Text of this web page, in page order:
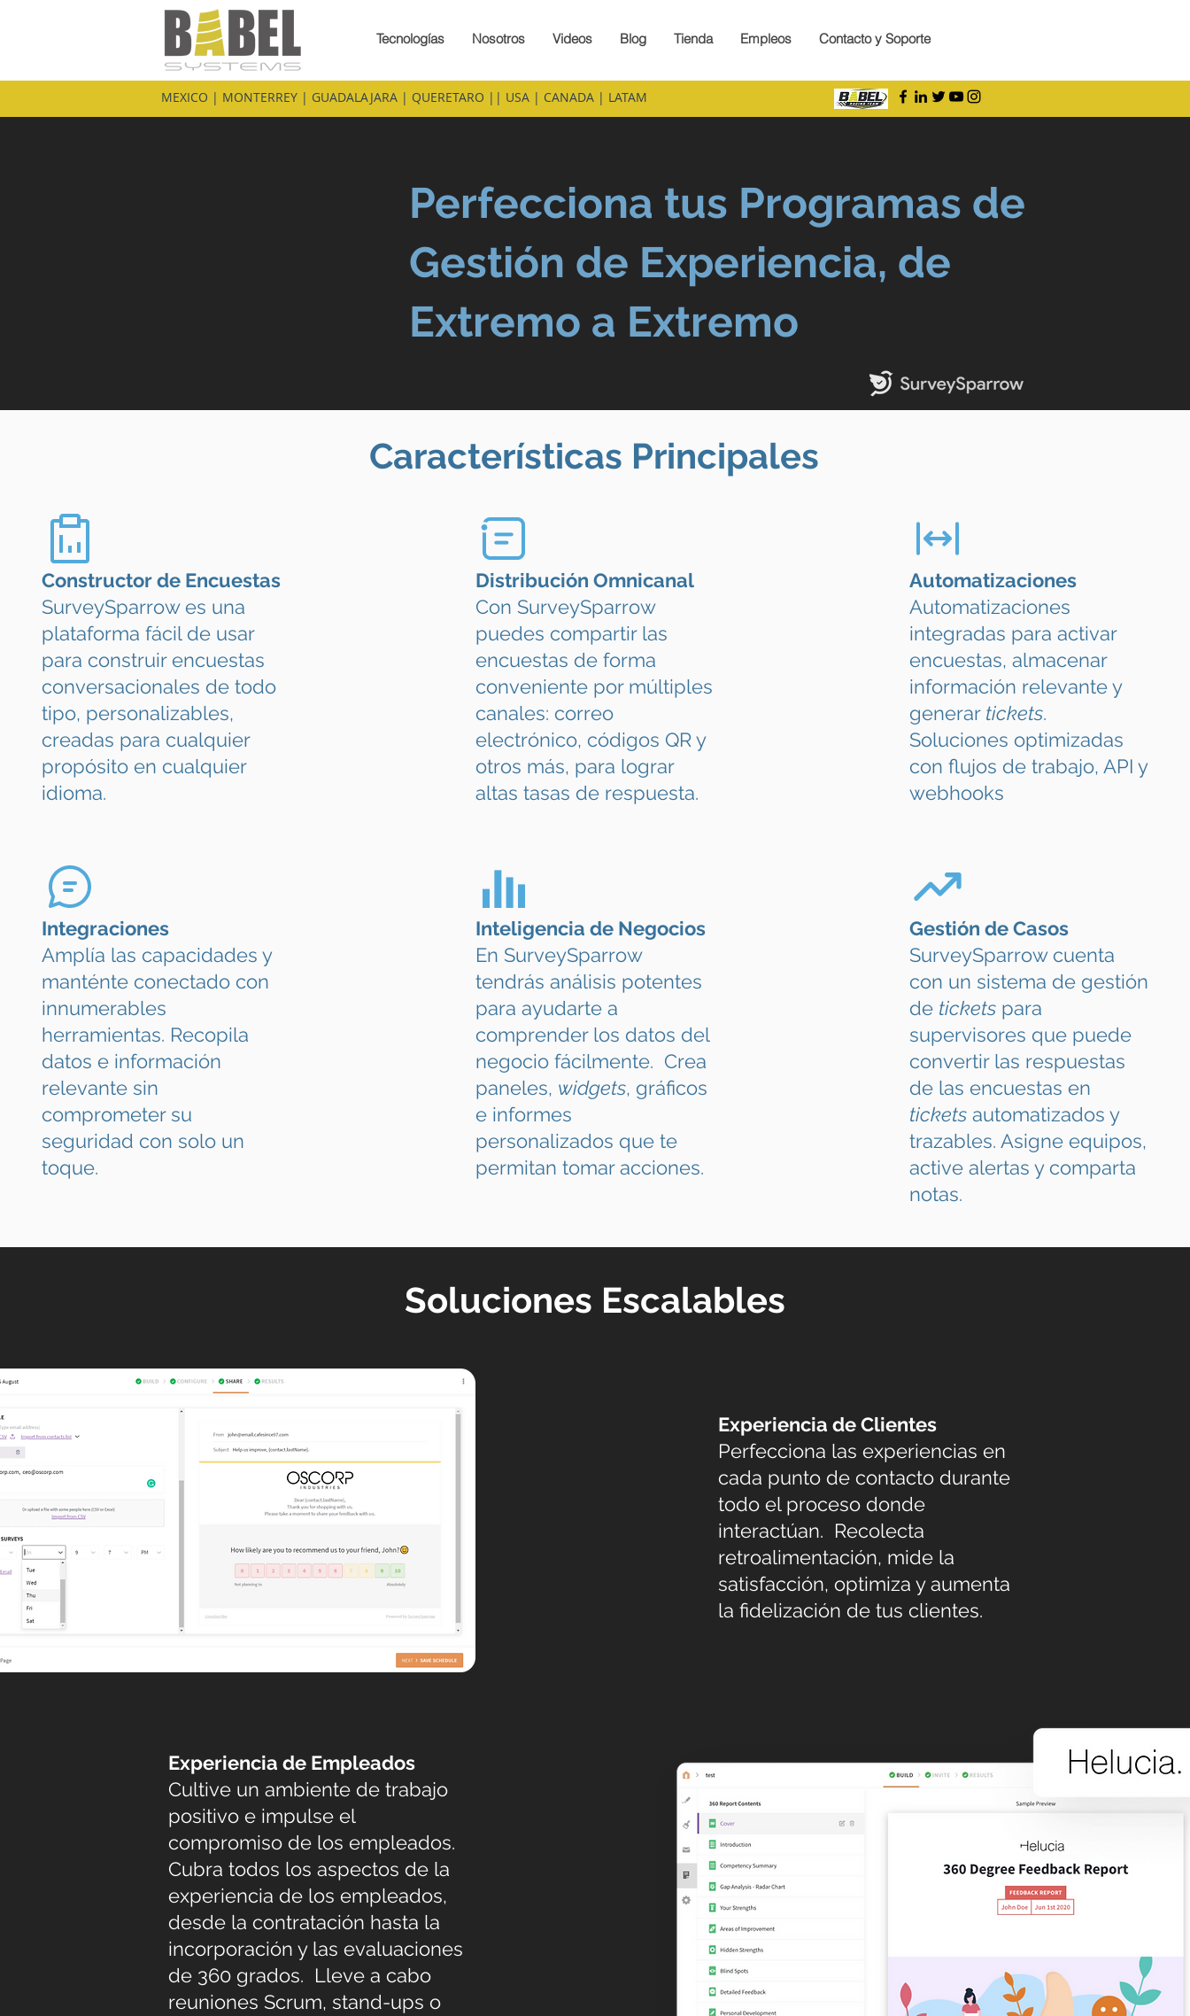
Tecnologías Nosotros Videos Blog Tienda Empleos Contacto y Soporte
MEXICO | MONTERREY | GUADALAJARA | QUERETARO || USA | CANADA | LATAM
Perfecciona tus Programas de
Gestión de Experiencia, de
Extremo a Extremo
Características Principales
Constructor de Encuestas
SurveySparrow es una
plataforma fácil de usar
para construir encuestas
conversacionales de todo
tipo, personalizables,
creadas para cualquier
propósito en cualquier
idioma.
Integraciones
Amplía las capacidades y
manténte conectado con
innumerables
herramientas. Recopila
datos e información
relevante sin
comprometer su
seguridad con solo un
toque.
Distribución Omnicanal
Con SurveySparrow
puedes compartir las
encuestas de forma
conveniente por múltiples
canales: correo
electrónico, códigos QR y
otros más, para lograr
altas tasas de respuesta.
Inteligencia de Negocios
En SurveySparrow
tendrás análisis potentes
para ayudarte a
comprender los datos del
negocio fácilmente. Crea
paneles, widgets, gráficos
e informes
personalizados que te
permitan tomar acciones.
Automatizaciones
Automatizaciones
integradas para activar
encuestas, almacenar
información relevante y
generar tickets.
Soluciones optimizadas
con flujos de trabajo, API y
webhooks
Gestión de Casos
SurveySparrow cuenta
con un sistema de gestión
de tickets para
supervisores que puede
convertir las respuestas
de las encuestas en
tickets automatizados y
trazables. Asigne equipos,
active alertas y comparta
notas.
Soluciones Escalables
Experiencia de Empleados
Cultive un ambiente de trabajo
positivo e impulse el
compromiso de los empleados.
Cubra todos los aspectos de la
experiencia de los empleados,
desde la contratación hasta la
incorporación y las evaluaciones
de 360 grados. Lleve a cabo
reuniones Scrum, stand-ups o
Experiencia de Clientes
Perfecciona las experiencias en
cada punto de contacto durante
todo el proceso donde
interactúan. Recolecta
retroalimentación, mide la
satisfacción, optimiza y aumenta
la fidelización de tus clientes.